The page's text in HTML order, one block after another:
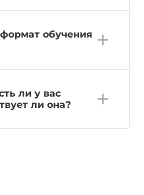
обучения
ли у вас
ли она?